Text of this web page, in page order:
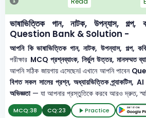
ভাষাভিত্তিক গান, নাটক, উপন্যাস, গল্প,
Question Bank & Solution -
আপনি কি ভাষাভিত্তিক গান, নাটক, উপন্যাস, গল্প,
পরীক্ষার MCQ প্রশ্নব্যাংক, নির্ভুল উত্তর, মানসম্মত
আপনি সঠিক জায়গায় এসেছেন। এখানে আপনি পাবেন
বিগত সকল সালের প্রশ্ন, অধ্যায়ভিত্তিক প্র্যাকটিস, AI
অভিজ্ঞতা— যা আপনার প্রস্তুতিকে করবে আরও দ্রুত,
MCQ:38 CQ:23 Practice